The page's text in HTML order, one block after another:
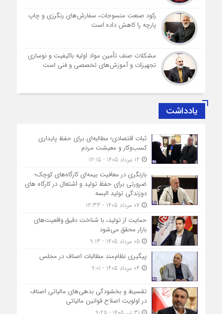
رکود صنعت منسوجات، سفارش‌های رنگرزی و چاپ
پارچه را کاهش داده است
مشکلات صنف تأمین مواد اولیه باکیفیت و نوسازی
تجهیزات و آموزش‌های تخصصی و فنی است
یادداشت
ثبات اقتصادی؛ مطالبه‌ای برای حفظ پایداری
کسب‌وکار و معیشت مردم
بازنگری در معافیت بیمه‌ای کارگاه‌های کوچک؛
ضرورتی برای حفظ تولید و اشتغال در کارگاه های
دوزندگی تولید البسه
حمایت از تولید، با شناخت دقیق واقعیت‌های
بازار محقق می‌شود
05 مرداد 1405 - 9:13
پیگیری نظام‌مند مطالبات اصناف در مجلس
تقسیط و بخشودگی بدهی‌های مالیاتی اصناف
در اولویت اصلاح قوانین مالیاتی